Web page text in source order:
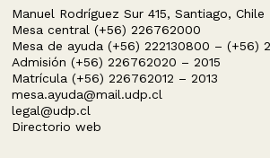
Manuel Rodríguez Sur 415, Santiago, Chile
Mesa central (+56) 226762000
Mesa de ayuda (+56) 222130800 – (+56)
Admisión (+56) 226762020 – 2015
Matrícula (+56) 226762012 – 2013
mesa.ayuda@mail.udp.cl
legal@udp.cl
Directorio web